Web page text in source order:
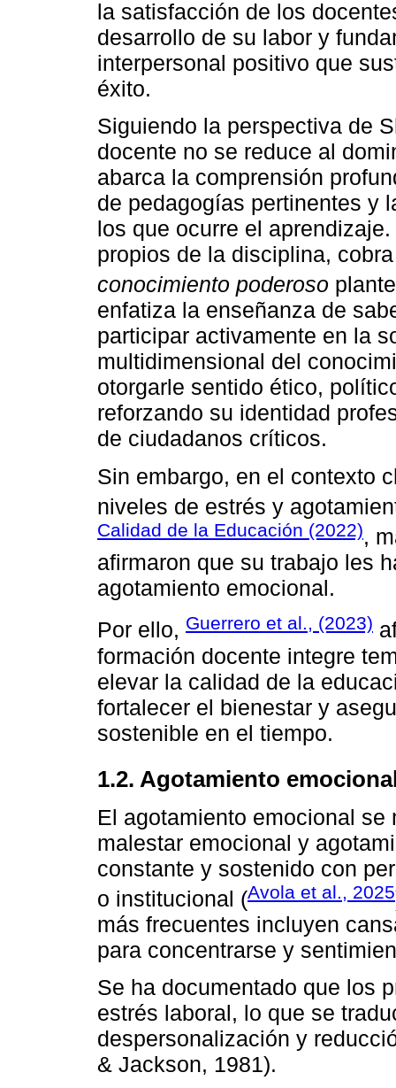
la satisfacción de los
desarrollo de su labor y
interpersonal positivo que
éxito.
Siguiendo la perspectiva de
docente no se reduce al
abarca la comprensión
de pedagogías pertinentes y
los que ocurre el
propios de la disciplina,
conocimiento poderoso
enfatiza la enseñanza de
participar activamente en la
multidimensional del
otorgarle sentido ético,
reforzando su identidad
de ciudadanos críticos.
Sin embargo, en el contexto
niveles de estrés y
Calidad de la Educación (2022),
afirmaron que su trabajo les
agotamiento emocional.
Por ello, Guerrero et al., (2023)
formación docente integre
elevar la calidad de la
fortalecer el bienestar y
sostenible en el tiempo.
1.2. Agotamiento
El agotamiento emocional
malestar emocional y
constante y sostenido con
o institucional (Avola et al., 2025
más frecuentes incluyen
para concentrarse y
Se ha documentado que los
estrés laboral, lo que se
despersonalización y
& Jackson, 1981).